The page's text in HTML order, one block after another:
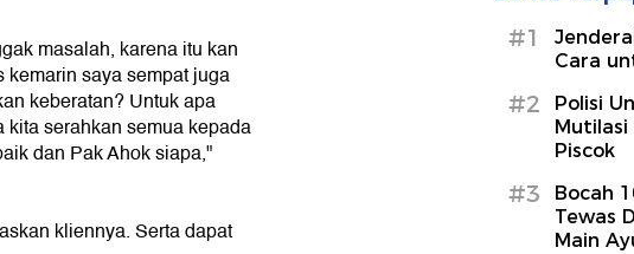
masalah, karena itu kan
kemarin saya sempat juga
keberatan? Untuk apa
serahkan semua kepada
dan Pak Ahok siapa,"
kliennya. Serta dapat
#1
Cara
#2
Polisi
Mutilasi
Piscok
#3
Bocah
Tewas
Main